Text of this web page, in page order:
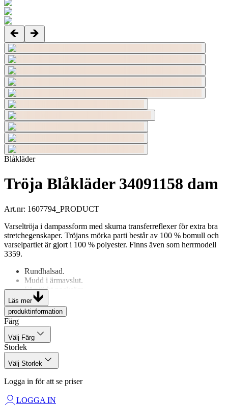
Blåkläder
Tröja Blåkläder 34091158 dam
Art.nr: 1607794_PRODUCT
Varseltröja i dampassform med skurna transferreflexer för extra bra
stretchegenskaper. Tröjans mörka parti består av 100 % bomull och
varselpartiet är gjort i 100 % polyester. Finns även som herrmodell
3359.
Rundhalsad.
Mudd i ärmavslut.
Förstärkt nacksöm.
Blåklädertryck på axel.
Certifierad enligt: EN ISO 20471, Klass 1, Samcertifieringsgrupp D.
Material: 100% bomull, french terry, 320 g/m2.
Läs mer
produktinformation
Färg
Välj Färg
Storlek
Välj Storlek
Logga in för att se priser
LOGGA IN